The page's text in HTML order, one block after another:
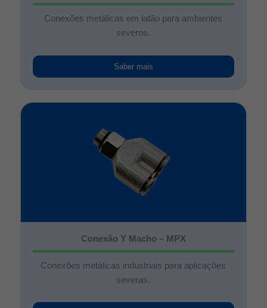
Conexões metálicas em latão para ambientes
severos.
Saber mais
Conexão Y Macho – MPX
Conexões metálicas industriais para aplicações
severas.